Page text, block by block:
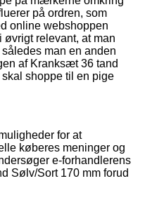
på ordren, som
online webshoppen
øvrigt relevant, at man
man en anden
af Kranksæt 36 tand
shoppe til en pige
for at
køberes meninger og
e-forhandlerens
Sølv/Sort 170 mm forud